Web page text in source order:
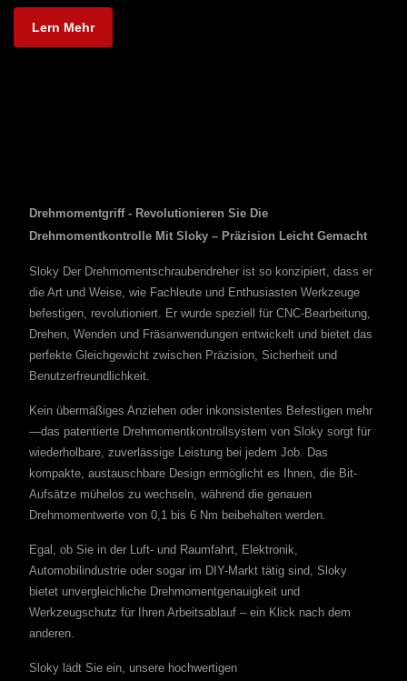
Lern Mehr
Drehmomentgriff - Revolutionieren Sie Die
Drehmomentkontrolle Mit Sloky – Präzision Leicht Gemacht
Sloky Der Drehmomentschraubendreher ist so konzipiert, dass er
die Art und Weise, wie Fachleute und Enthusiasten Werkzeuge
befestigen, revolutioniert. Er wurde speziell für CNC-Bearbeitung,
Drehen, Wenden und Fräsanwendungen entwickelt und bietet das
perfekte Gleichgewicht zwischen Präzision, Sicherheit und
Benutzerfreundlichkeit.
Kein übermäßiges Anziehen oder inkonsistentes Befestigen mehr
—das patentierte Drehmomentkontrollsystem von Sloky sorgt für
wiederholbare, zuverlässige Leistung bei jedem Job. Das
kompakte, austauschbare Design ermöglicht es Ihnen, die Bit-
Aufsätze mühelos zu wechseln, während die genauen
Drehmomentwerte von 0,1 bis 6 Nm beibehalten werden.
Egal, ob Sie in der Luft- und Raumfahrt, Elektronik,
Automobilindustrie oder sogar im DIY-Markt tätig sind, Sloky
bietet unvergleichliche Drehmomentgenauigkeit und
Werkzeugschutz für Ihren Arbeitsablauf – ein Klick nach dem
anderen.
Sloky lädt Sie ein, unsere hochwertigen